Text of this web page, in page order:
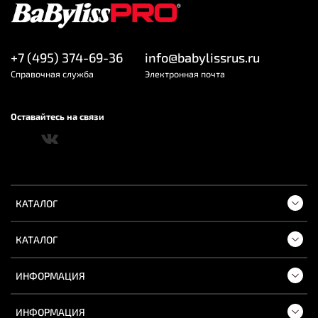
Габариты и вес
Вес (гр)
Доп. комплект
КАТАЛОГ
КАТАЛОГ
ИНФОРМАЦИЯ
ИНФОРМАЦИЯ
+7 (495) 374-69-36
Cправочная служба
info@babylissrus.ru
Электронная почта
Оставайтесь на связи